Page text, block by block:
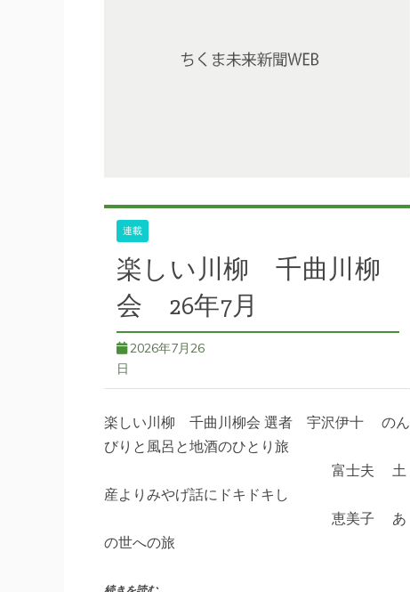
連載
楽しい川柳 千曲川柳
会 26年7月
2026年7月26
日
楽しい川柳 千曲川柳会 選者 宇沢伊十 のん
びりと風呂と地酒のひとり旅
富士夫 土
産よりみやげ話にドキドキし
恵美子 あ
の世への旅